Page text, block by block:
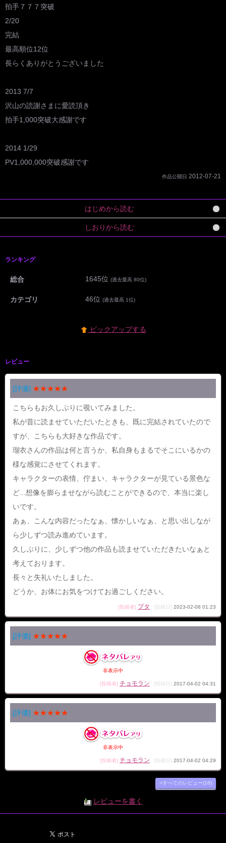
拍手７７７突破
2/20
完結
最高順位12位
長らくありがとうございました
2013 7/7
沢山の読謝さまに愛読頂き
拍手1,000突破大感謝です
2014 1/29
PV1,000,000突破感謝です
作品公開日 2012-07-21
はじめから読む
しおりから読む
ランキング
総合 1645位 (過去最高 80位)
カテゴリ 46位 (過去最高 1位)
ピックアップする
レビュー
[評価] ★★★★★
こちらもお久しぶりに覗いてみました。
私が昔に読ませていただいたときも、既に完結されていたので
すが、こちらも大好きな作品です。
瑠衣さんの作品は何と言うか、私自身もまるでそこにいるかの
様な感覚にさせてくれます。
キャラクターの表情、佇まい、キャラクターが見ている景色な
ど...想像を膨らませながら読むことができるので、本当に楽し
いです。
あぁ、こんな内容だったなぁ、懐かしいなぁ、と思い出しなが
ら少しずつ読み進めています。
久しぶりに、少しずつ他の作品も読ませていただきたいなぁと
考えております。
長々と失礼いたしました。
どうか、お体にお気をつけてお過ごしください。
[投稿者] プタ [投稿日] 2023-02-08 01:23
[評価] ★★★★★
非表示中
[投稿者] チョモラン [投稿日] 2017-04-02 04:31
[評価] ★★★★★
非表示中
[投稿者] チョモラン [投稿日] 2017-04-02 04:29
>すべてのレビュー(16)
レビューを書く